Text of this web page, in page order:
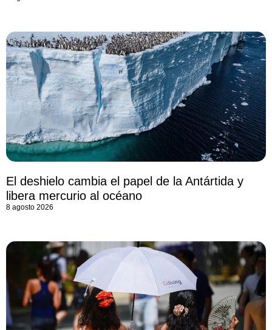
El deshielo cambia el papel de la Antártida y
libera mercurio al océano
8 agosto 2026